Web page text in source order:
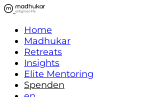
Home
Madhukar
Retreats
Insights
Elite Mentoring
Spenden